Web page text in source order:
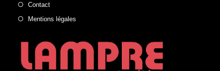
Contact
Mentions légales